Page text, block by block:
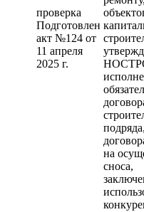
проверка
Подготовлен
акт №124 от
11 апреля
2025 г.
на
сноса,